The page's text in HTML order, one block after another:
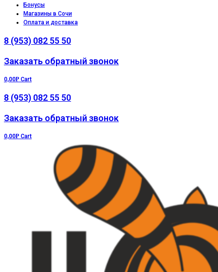
Бонусы
Магазины в Сочи
Оплата и доставка
8 (953) 082 55 50
Заказать обратный звонок
0,00Р Cart
8 (953) 082 55 50
Заказать обратный звонок
0,00Р Cart